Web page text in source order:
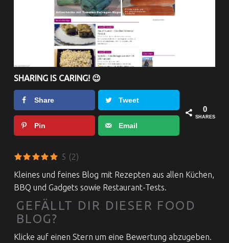
SHARING IS CARING! 😉
Share Tweet
Pin Email
0
SHARES
5 (2)
Kleines und feines Blog mit Rezepten aus allen Küchen,
BBQ und Gadgets sowie Restaurant-Tests.
GEFÄLLT DIR DIESER FOOD
BLOG?
Klicke auf einen Stern um eine Bewertung abzugeben.